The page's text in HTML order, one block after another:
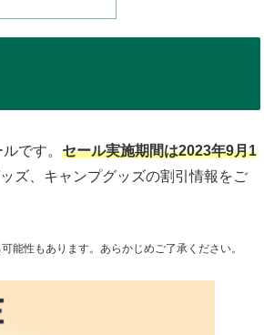
です。 セール実施期間は2023年9月1
ズ、キャンプグッズの割引情報をご
性もあります。あらかじめご了承ください。